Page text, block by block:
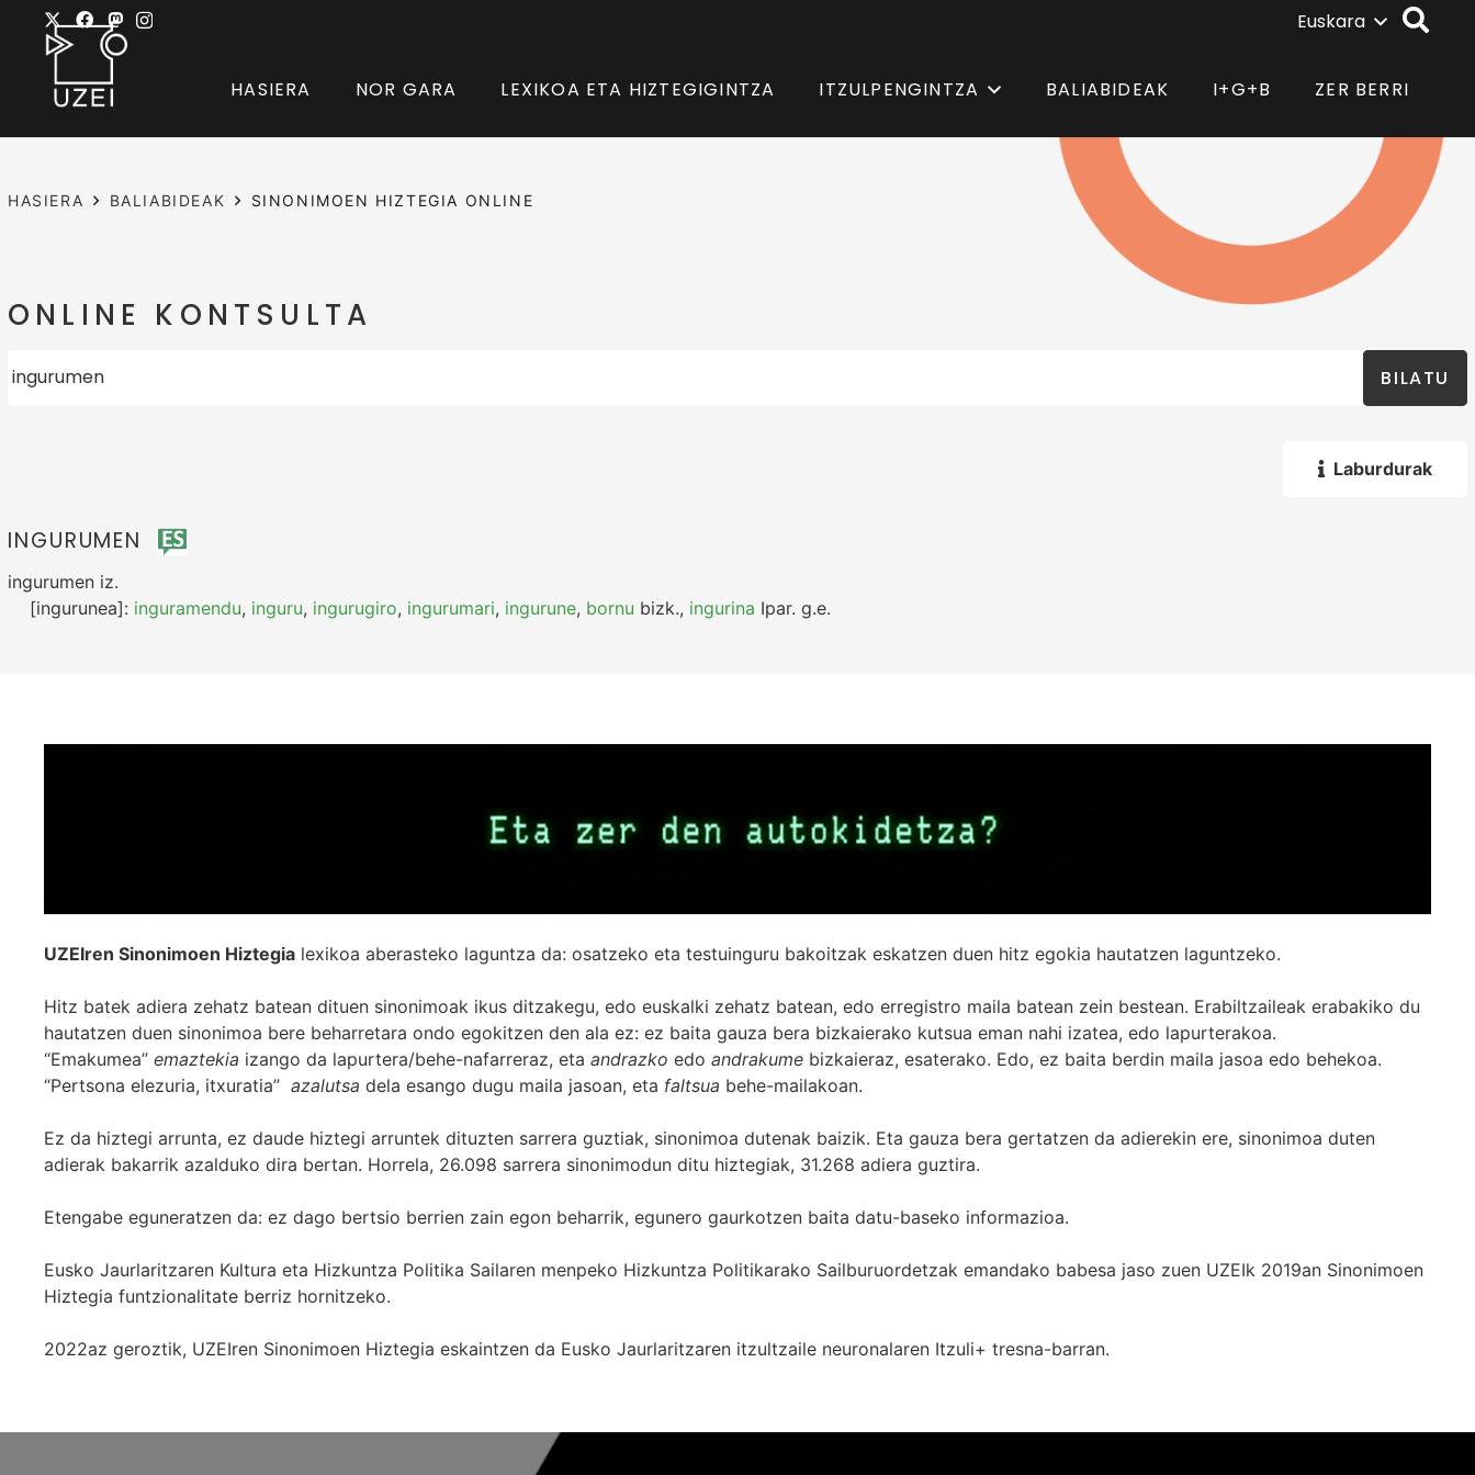
Euskara
HASIERA NOR GARA LEXIKOA ETA HIZTEGIGINTZA ITZULPENGINTZA BALIABIDEAK I+G+B ZER BERRI
HASIERA BALIABIDEAK SINONIMOEN HIZTEGIA ONLINE
ONLINE KONTSULTA
BILATU
Laburdurak
INGURUMEN
ingurumen iz.
[ingurunea]: inguramendu, inguru, ingurugiro, ingurumari, ingurune, bornu bizk., ingurina Ipar. g.e.
UZEIren Sinonimoen Hiztegia lexikoa aberasteko laguntza da: osatzeko eta testuinguru bakoitzak eskatzen duen hitz egokia hautatzen laguntzeko.
Hitz batek adiera zehatz batean dituen sinonimoak ikus ditzakegu, edo euskalki zehatz batean, edo erregistro maila batean zein bestean. Erabiltzaileak erabakiko du
hautatzen duen sinonimoa bere beharretara ondo egokitzen den ala ez: ez baita gauza bera bizkaierako kutsua eman nahi izatea, edo lapurterakoa.
“Emakumea” emaztekia izango da lapurtera/behe-nafarreraz, eta andrazko edo andrakume bizkaieraz, esaterako. Edo, ez baita berdin maila jasoa edo behekoa.
“Pertsona elezuria, itxuratia” azalutsa dela esango dugu maila jasoan, eta faltsua behe-mailakoan.
Ez da hiztegi arrunta, ez daude hiztegi arruntek dituzten sarrera guztiak, sinonimoa dutenak baizik. Eta gauza bera gertatzen da adierekin ere, sinonimoa duten
adierak bakarrik azalduko dira bertan. Horrela, 26.098 sarrera sinonimodun ditu hiztegiak, 31.268 adiera guztira.
Etengabe eguneratzen da: ez dago bertsio berrien zain egon beharrik, egunero gaurkotzen baita datu-baseko informazioa.
Eusko Jaurlaritzaren Kultura eta Hizkuntza Politika Sailaren menpeko Hizkuntza Politikarako Sailburuordetzak emandako babesa jaso zuen UZEIk 2019an Sinonimoen
Hiztegia funtzionalitate berriz hornitzeko.
2022az geroztik, UZEIren Sinonimoen Hiztegia eskaintzen da Eusko Jaurlaritzaren itzultzaile neuronalaren Itzuli+ tresna-barran.